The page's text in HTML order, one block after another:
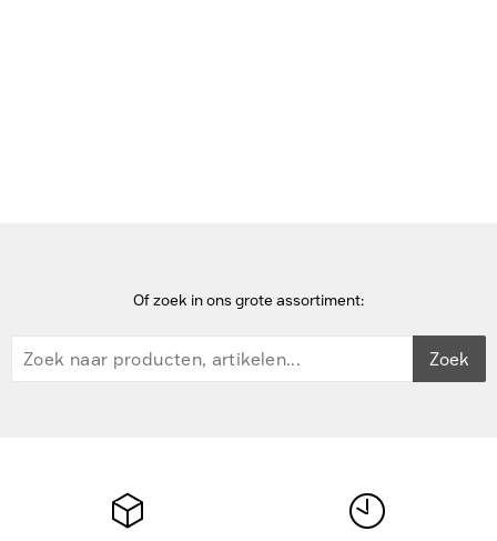
Of zoek in ons grote assortiment:
Zoek